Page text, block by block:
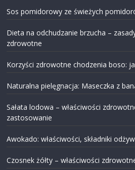
Sos pomidorowy ze świeżych
Dieta na odchudzanie brzucha –
zdrowotne
Korzyści zdrowotne chodzenia boso:
Naturalna pielęgnacja: Maseczka z
Sałata lodowa – właściwości
zastosowanie
Awokado: właściwości, składniki
Czosnek żółty – właściwości